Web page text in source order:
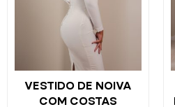
VESTIDO DE NOIVA
COM COSTAS